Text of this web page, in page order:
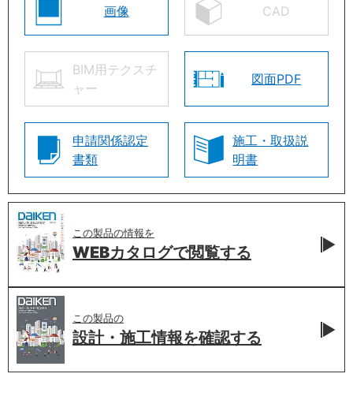
画像 CAD
BIM用テクスチ
ャー
図面PDF
申請関係認定
書類
施工・取扱説
明書
この製品の情報を
WEBカタログで閲覧する
この製品の
設計・施工情報を確認する